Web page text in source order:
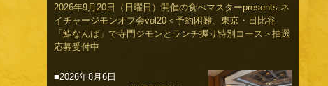
2026年9月20日（日曜日）開催の食べマスターpresents.ネ
イチャージモンオフ会vol20＜予約困難、東京・日比谷
「鮨なんば」で寺門ジモンとランチ握り特別コース＞抽選
応募受付中
■2026年8月6日